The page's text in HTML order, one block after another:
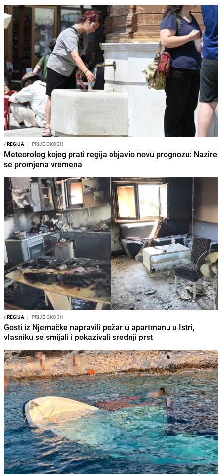
/REGIJA I PRIJE OKO 2H
Meteorolog kojeg prati regija objavio novu prognozu: Nazire
se promjena vremena
/REGIJA I PRIJE OKO 3H
Gosti iz Njemačke napravili požar u apartmanu u Istri,
vlasniku se smijali i pokazivali srednji prst